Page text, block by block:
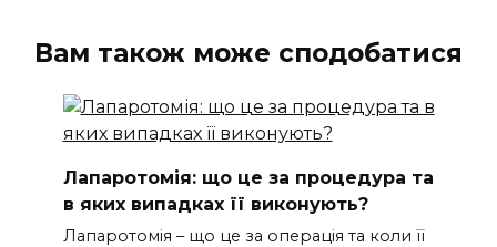
Вам також може сподобатися
Лапаротомія: що це за процедура та
в яких випадках її виконують?
Лапаротомія – що це за операція та коли її